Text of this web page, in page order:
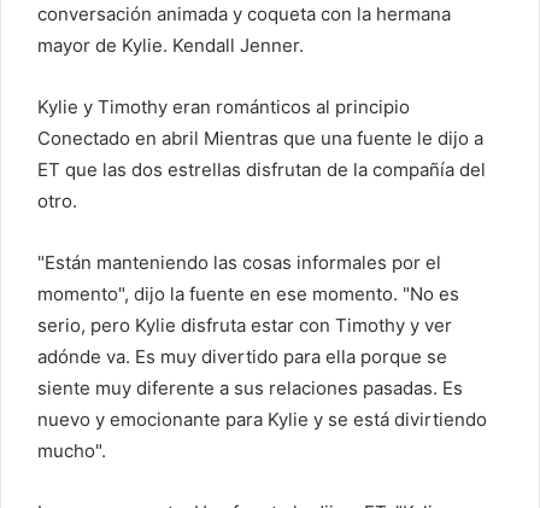
conversación animada y coqueta con la hermana
mayor de Kylie. Kendall Jenner.
Kylie y Timothy eran románticos al principio
Conectado en abril Mientras que una fuente le dijo a
ET que las dos estrellas disfrutan de la compañía del
otro.
"Están manteniendo las cosas informales por el
momento", dijo la fuente en ese momento. "No es
serio, pero Kylie disfruta estar con Timothy y ver
adónde va. Es muy divertido para ella porque se
siente muy diferente a sus relaciones pasadas. Es
nuevo y emocionante para Kylie y se está divirtiendo
mucho".